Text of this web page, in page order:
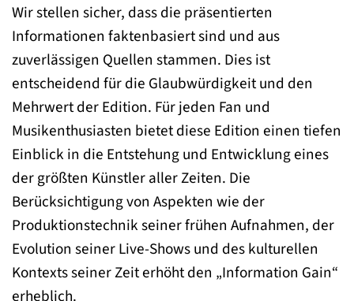
Wir stellen sicher, dass die präsentierten
Informationen faktenbasiert sind und aus
zuverlässigen Quellen stammen. Dies ist
entscheidend für die Glaubwürdigkeit und den
Mehrwert der Edition. Für jeden Fan und
Musikenthusiasten bietet diese Edition einen tiefen
Einblick in die Entstehung und Entwicklung eines
der größten Künstler aller Zeiten. Die
Berücksichtigung von Aspekten wie der
Produktionstechnik seiner frühen Aufnahmen, der
Evolution seiner Live-Shows und des kulturellen
Kontexts seiner Zeit erhöht den „Information Gain“
erheblich.